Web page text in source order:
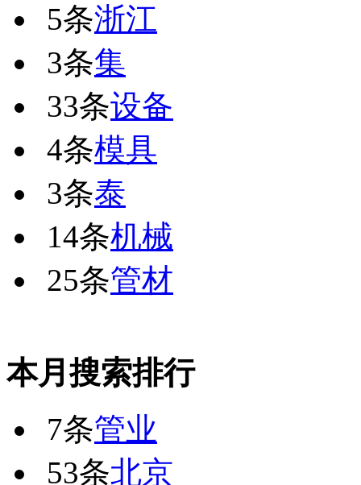
5条浙江
3条集
33条设备
4条模具
3条泰
14条机械
25条管材
本月搜索排行
7条管业
53条北京